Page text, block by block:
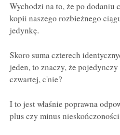
Wychodzi na to, że po dodaniu
kopii naszego rozbieżnego
jedynkę.
Skoro suma czterech
jeden, to znaczy, że
czwartej, c'nie?
I to jest właśnie poprawna
plus czy minus